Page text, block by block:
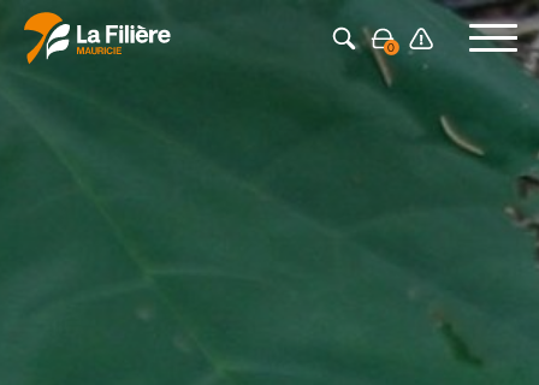
Press Enter to search